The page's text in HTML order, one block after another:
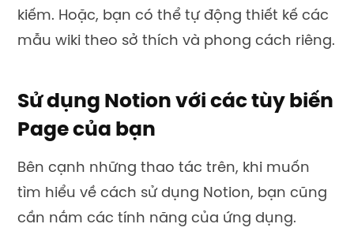
kiếm. Hoặc, bạn có thể tự động thiết kế các
mẫu wiki theo sở thích và phong cách riêng.
Sử dụng Notion với các tùy biến
Page của bạn
Bên cạnh những thao tác trên, khi muốn
tìm hiểu về cách sử dụng Notion, bạn cũng
cần nắm các tính năng của ứng dụng.